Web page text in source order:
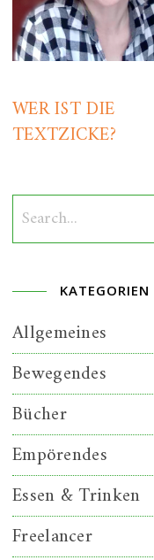
WER IST DIE
TEXTZICKE?
KATEGORIEN
Allgemeines
Bewegendes
Bücher
Empörendes
Essen & Trinken
Freelancer